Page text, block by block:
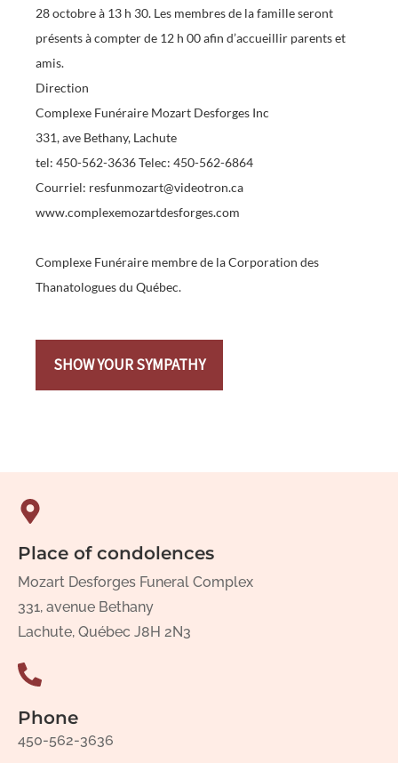
28 octobre à 13 h 30. Les membres de la famille seront
présents à compter de 12 h 00 afin d’accueillir parents et
amis.
Direction
Complexe Funéraire Mozart Desforges Inc
331, ave Bethany, Lachute
tel: 450-562-3636 Telec: 450-562-6864
Courriel: resfunmozart@videotron.ca
www.complexemozartdesforges.com
Complexe Funéraire membre de la Corporation des
Thanatologues du Québec.
SHOW YOUR SYMPATHY
Place of condolences
Mozart Desforges Funeral Complex
331, avenue Bethany
Lachute, Québec J8H 2N3
Phone
450-562-3636